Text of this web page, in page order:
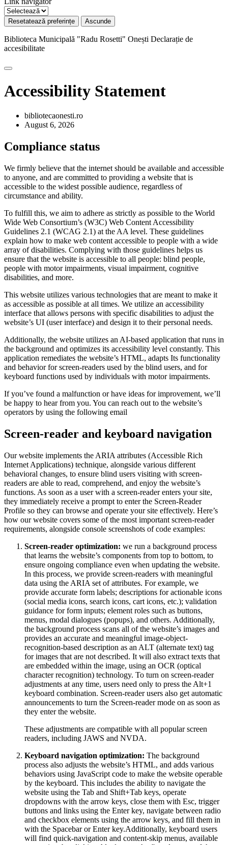
Resetatează preferințe Ascunde
Biblioteca Municipală "Radu Rosetti" Onești Declarație de
accesibilitate
Accessibility Statement
bibliotecaonesti.ro
August 6, 2026
Compliance status
We firmly believe that the internet should be available and accessible
to anyone, and are committed to providing a website that is
accessible to the widest possible audience, regardless of
circumstance and ability.
To fulfill this, we aim to adhere as strictly as possible to the World
Wide Web Consortium’s (W3C) Web Content Accessibility
Guidelines 2.1 (WCAG 2.1) at the AA level. These guidelines
explain how to make web content accessible to people with a wide
array of disabilities. Complying with those guidelines helps us
ensure that the website is accessible to all people: blind people,
people with motor impairments, visual impairment, cognitive
disabilities, and more.
This website utilizes various technologies that are meant to make it
as accessible as possible at all times. We utilize an accessibility
interface that allows persons with specific disabilities to adjust the
website’s UI (user interface) and design it to their personal needs.
Additionally, the website utilizes an AI-based application that runs in
the background and optimizes its accessibility level constantly. This
application remediates the website’s HTML, adapts Its functionality
and behavior for screen-readers used by the blind users, and for
keyboard functions used by individuals with motor impairments.
If you’ve found a malfunction or have ideas for improvement, we’ll
be happy to hear from you. You can reach out to the website’s
operators by using the following email
Screen-reader and keyboard navigation
Our website implements the ARIA attributes (Accessible Rich
Internet Applications) technique, alongside various different
behavioral changes, to ensure blind users visiting with screen-
readers are able to read, comprehend, and enjoy the website’s
functions. As soon as a user with a screen-reader enters your site,
they immediately receive a prompt to enter the Screen-Reader
Profile so they can browse and operate your site effectively. Here’s
how our website covers some of the most important screen-reader
requirements, alongside console screenshots of code examples:
Screen-reader optimization: we run a background process
that learns the website’s components from top to bottom, to
ensure ongoing compliance even when updating the website.
In this process, we provide screen-readers with meaningful
data using the ARIA set of attributes. For example, we
provide accurate form labels; descriptions for actionable icons
(social media icons, search icons, cart icons, etc.); validation
guidance for form inputs; element roles such as buttons,
menus, modal dialogues (popups), and others. Additionally,
the background process scans all of the website’s images and
provides an accurate and meaningful image-object-
recognition-based description as an ALT (alternate text) tag
for images that are not described. It will also extract texts that
are embedded within the image, using an OCR (optical
character recognition) technology. To turn on screen-reader
adjustments at any time, users need only to press the Alt+1
keyboard combination. Screen-reader users also get automatic
announcements to turn the Screen-reader mode on as soon as
they enter the website.
These adjustments are compatible with all popular screen
readers, including JAWS and NVDA.
Keyboard navigation optimization: The background
process also adjusts the website’s HTML, and adds various
behaviors using JavaScript code to make the website operable
by the keyboard. This includes the ability to navigate the
website using the Tab and Shift+Tab keys, operate
dropdowns with the arrow keys, close them with Esc, trigger
buttons and links using the Enter key, navigate between radio
and checkbox elements using the arrow keys, and fill them in
with the Spacebar or Enter key.Additionally, keyboard users
will find quick-navigation and content-skip menus, available